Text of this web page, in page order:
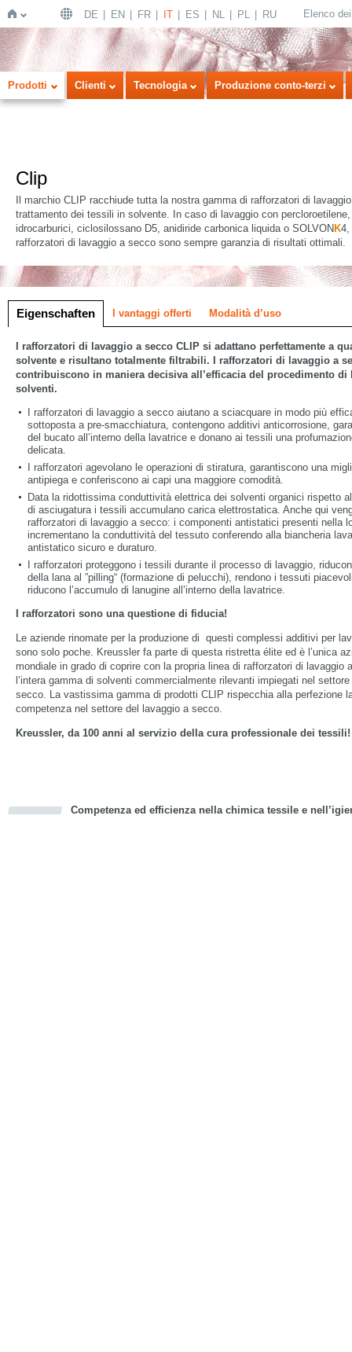
Home
DE EN FR IT ES NL PL RU Elenco
Prodotti Clienti Tecnologia Produzione conto-terzi
Clip
Il marchio CLIP racchiude tutta la nostra gamma di rafforzatori di
trattamento dei tessili in solvente. In caso di lavaggio con
idrocarburici, ciclosilossano D5, anidiride carbonica liquida o SOLVON K4,
rafforzatori di lavaggio a secco sono sempre garanzia di risultati ottimali.
Eigenschaften I vantaggi offerti Modalità d’uso
I rafforzatori di lavaggio a secco CLIP si adattano perfettamente a
solvente e risultano totalmente filtrabili. I rafforzatori di lavaggio a
contribuiscono in maniera decisiva all’efficacia del procedimento di
solventi.
I rafforzatori di lavaggio a secco aiutano a sciacquare in modo più
sottoposta a pre-smacchiatura, contengono additivi anticorrosione,
del bucato all’interno della lavatrice e donano ai tessili una
delicata.
I rafforzatori agevolano le operazioni di stiratura, garantiscono una
antipiega e conferiscono ai capi una maggiore comodità.
Data la ridottissima conduttività elettrica dei solventi organici rispetto
di asciugatura i tessili accumulano carica elettrostatica. Anche qui
rafforzatori di lavaggio a secco: i componenti antistatici presenti nella
incrementano la conduttività del tessuto conferendo alla biancheria
antistatico sicuro e duraturo.
I rafforzatori proteggono i tessili durante il processo di lavaggio,
della lana al ”pilling“ (formazione di pelucchi), rendono i tessuti
riducono l’accumulo di lanugine all’interno della lavatrice.
I rafforzatori sono una questione di fiducia!
Le aziende rinomate per la produzione di questi complessi additivi per
sono solo poche. Kreussler fa parte di questa ristretta élite ed è l’unica
mondiale in grado di coprire con la propria linea di rafforzatori di lavaggio
l’intera gamma di solventi commercialmente rilevanti impiegati nel
secco. La vastissima gamma di prodotti CLIP rispecchia alla perfezione
competenza nel settore del lavaggio a secco.
Kreussler, da 100 anni al servizio della cura professionale dei tessili!
icone
a elenco
Competenza ed efficienza nella chimica tessile e